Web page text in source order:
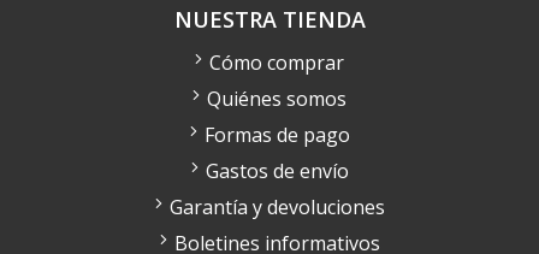
NUESTRA TIENDA
Cómo comprar
Quiénes somos
Formas de pago
Gastos de envío
Garantía y devoluciones
Boletines informativos